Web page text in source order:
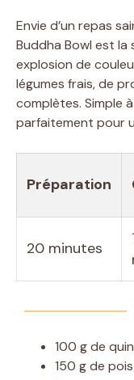
Envie d’un repas
Buddha Bowl est
explosion de
légumes frais, de
complètes. Simple
parfaitement pour
Préparation
20 minutes
100 g de
150 g de